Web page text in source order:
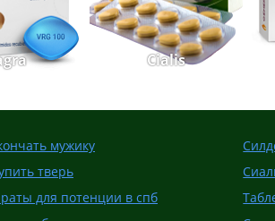
Cialis
мужику
тверь
для потенции в спб